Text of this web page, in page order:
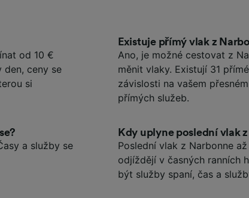
od 10 €
den, ceny se
si
Existuje přímý vlak z
Ano, je možné cestovat z
měnit vlaky. Existují 31
závislosti na vašem
přímých služeb.
a služby se
Kdy uplyne poslední vlak
Poslední vlak z Narbonne
odjíždějí v časných ranních
být služby spaní, čas a